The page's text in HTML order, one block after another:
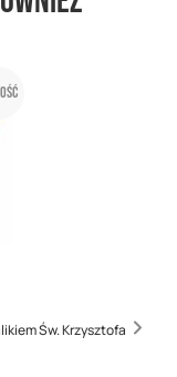
Św. Krzysztofa